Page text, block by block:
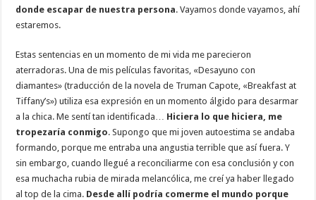
donde escapar de nuestra persona. Vayamos donde vayamos, ahí
estaremos.
Estas sentencias en un momento de mi vida me parecieron
aterradoras. Una de mis películas favoritas, «Desayuno con
diamantes» (traducción de la novela de Truman Capote, «Breakfast at
Tiffany’s») utiliza esa expresión en un momento álgido para desarmar
a la chica. Me sentí tan identificada… Hiciera lo que hiciera, me
tropezaría conmigo. Supongo que mi joven autoestima se andaba
formando, porque me entraba una angustia terrible que así fuera. Y
sin embargo, cuando llegué a reconciliarme con esa conclusión y con
esa muchacha rubia de mirada melancólica, me creí ya haber llegado
al top de la cima. Desde allí podría comerme el mundo porque